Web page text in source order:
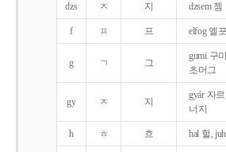
dzs ㅈ 지 dzsem 젬
f ㅍ 프 elfog 엘
g ㄱ 그
gumi 구
초머그
gy ㅈ 지
gyár 자
너지
h ㅎ 흐 hal 헐,